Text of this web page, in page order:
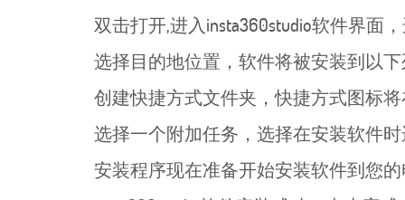
双击打开,进入insta360studio软件界面
选择目的地位置，软件将被安装到以
创建快捷方式文件夹，快捷方式图标
选择一个附加任务，选择在安装软件
安装程序现在准备开始安装软件到您